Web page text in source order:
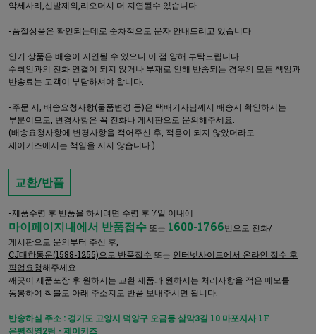
악세사리,신발제외,리오더시 더 지연될수 있습니다
-품절상품은 확인되는데로 순차적으로 문자 안내드리고 있습니다
인기 상품은 배송이 지연될 수 있으니 이 점 양해 부탁드립니다.
수취인과의 전화 연결이 되지 않거나 부재로 인해 반송되는 경우의 모든 책임과
반송료는 고객이 부담하셔야 합니다.
-주문 시, 배송요청사항(물품변경 등)은 택배기사님께서 배송시 확인하시는
부분이므로, 변경사항은 꼭 전화나 게시판으로 문의해주세요.
(배송요청사항에 변경사항을 적어주신 후, 적용이 되지 않았더라도
제이키즈에서는 책임을 지지 않습니다.)
교환/반품
-제품수령 후 반품을 하시려면 수령 후 7일 이내에
마이페이지내에서 반품접수 또는 1600-1766번으로 전화/
게시판으로 문의부터 주신 후,
CJ대한통운(1588-1255)으로 반품접수 또는 인터넷사이트에서 온라인 접수 후
픽업요청해주세요.
깨끗이 제품포장 후 원하시는 교환 제품과 원하시는 처리사항을 적은 메모를
동봉하여 착불로 아래 주소지로 반품 보내주시면 됩니다.
반송하실 주소 : 경기도 고양시 덕양구 오금동 삼막3길 10 마포지사 1F
은평직영2팀 - 제이키즈